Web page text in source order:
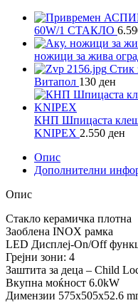
60W/1 СТАКЛО
ножици за жива
Стик
Витапол 130 ден
КНП Шпицаста
KNIPEX 2.550 ден
Опис
Дополнителни
Опис
Стакло керамичка плотна
Заоблена INOX рамка
LED Дисплеј-On/Off
Грејни зони: 4
Заштита за деца – Child
Вкупна моќност 6.0kW
Димензии 575x505x52.6